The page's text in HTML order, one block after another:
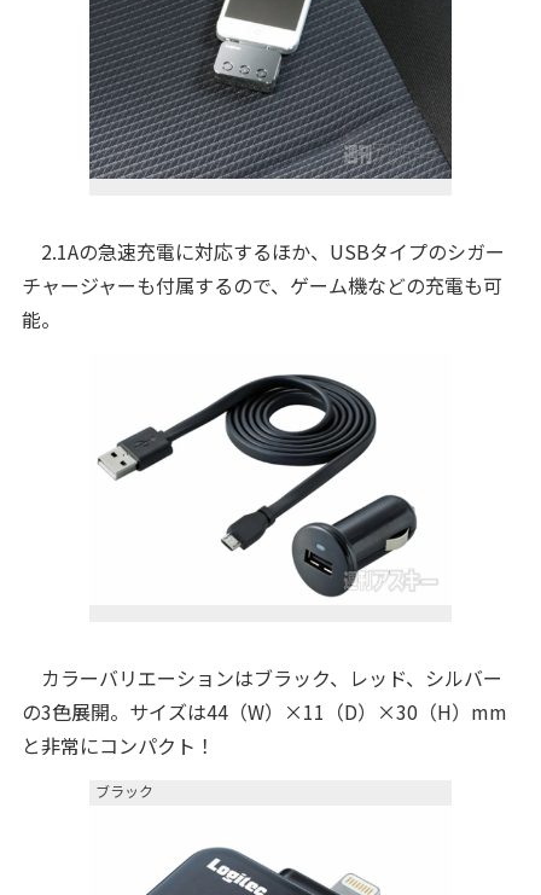
2.1Aの急速充電に対応するほか、USBタイプのシガー
チャージャーも付属するので、ゲーム機などの充電も可
能。
カラーバリエーションはブラック、レッド、シルバー
の3色展開。サイズは44（W）×11（D）×30（H）mm
と非常にコンパクト！
ブラック